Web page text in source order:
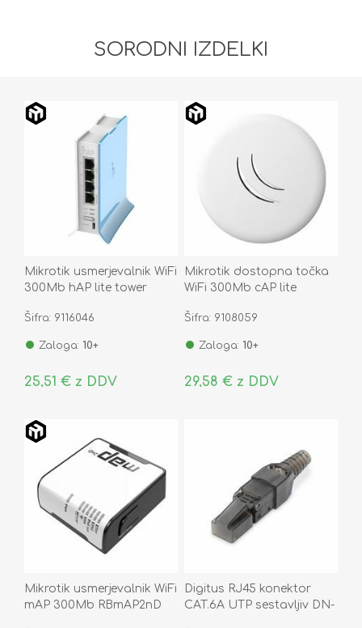
SORODNI IZDELKI
Mikrotik usmerjevalnik WiFi
300Mb hAP lite tower
Šifra: 9116046
Zaloga: 10+
25,51 € z DDV
Mikrotik dostopna točka
WiFi 300Mb cAP lite
Šifra: 9108059
Zaloga: 10+
29,58 € z DDV
Mikrotik usmerjevalnik WiFi
mAP 300Mb RBmAP2nD
Digitus RJ45 konektor
CAT.6A UTP sestavljiv DN-